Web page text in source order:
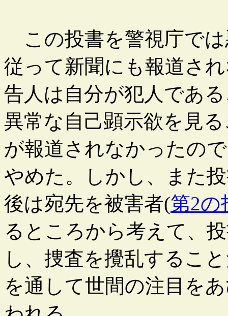
この投書を警視庁で
従って新聞にも報道さ
告人は自分が犯人であ
異常な自己顕示欲を見
が報道されなかったの
やめた。しかし、また
後は宛先を被害者(第2の
るところから考えて、
し、捜査を攪乱するこ
を通して世間の注目を